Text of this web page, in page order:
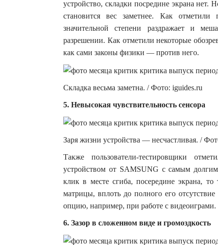
устройство, складки посредине экрана
становится вес заметнее. Как
значительной степени раздражает и
разрешении. Как отметили некоторые
как сами законы физики — против него.
Складка весьма заметна. / Фото: iguides.ru
5. Невысокая чувствительность сенсора
Заря жизни устройства — несчастливая. /
Также пользователи-тестировщики
устройством от SAMSUNG с самым
клик в месте сгиба, посередине экрана,
матрицы, вплоть до полного его
опцию, например, при работе с видеоиграми.
6. Зазор в сложенном виде и громоздкость